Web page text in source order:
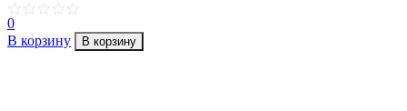
0
В корзину
В корзину